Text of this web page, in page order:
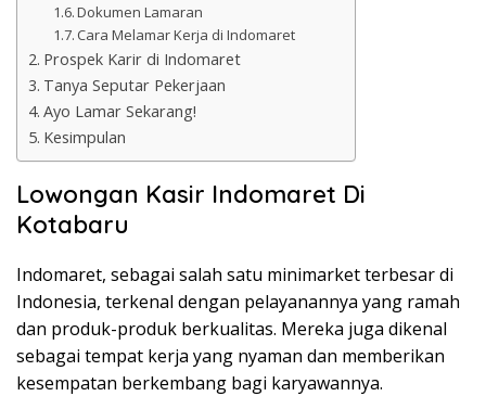
Dokumen Lamaran
Cara Melamar Kerja di Indomaret
Prospek Karir di Indomaret
Tanya Seputar Pekerjaan
Ayo Lamar Sekarang!
Kesimpulan
Lowongan Kasir Indomaret Di
Kotabaru
Indomaret, sebagai salah satu minimarket terbesar di
Indonesia, terkenal dengan pelayanannya yang ramah
dan produk-produk berkualitas. Mereka juga dikenal
sebagai tempat kerja yang nyaman dan memberikan
kesempatan berkembang bagi karyawannya.